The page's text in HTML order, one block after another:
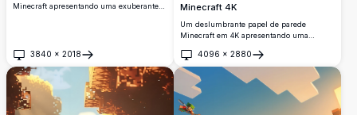
Minecraft apresentando uma exuberante
para planos de fundo de desktop com
detalhes em resolução ultra-alta.
3840 × 2018
Abrir
Minecraft 4K
Um deslumbrante papel de parede
Minecraft em 4K apresentando uma
montando cavalos, zumbis, creepers e
esqueletos se chocando por uma vibrante
paisagem quadriculada sob um céu
dourado.
4096 × 2880
Abrir